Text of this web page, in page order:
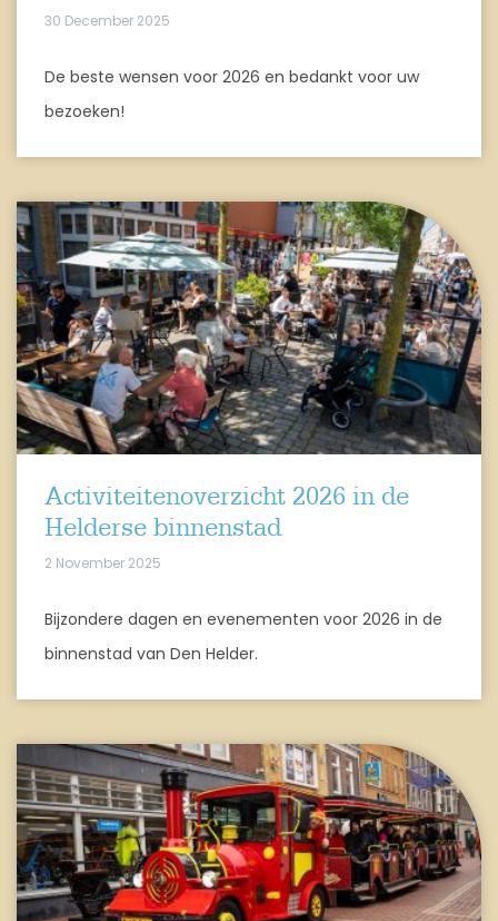
30 December 2025
De beste wensen voor 2026 en bedankt voor uw
bezoeken!
Activiteitenoverzicht 2026 in de
Helderse binnenstad
2 November 2025
Bijzondere dagen en evenementen voor 2026 in de
binnenstad van Den Helder.